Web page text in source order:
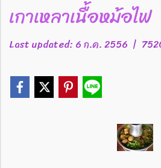
เกาเหลาเนื้อหม้อไฟ
Last updated: 6 ก.ค. 2556 |